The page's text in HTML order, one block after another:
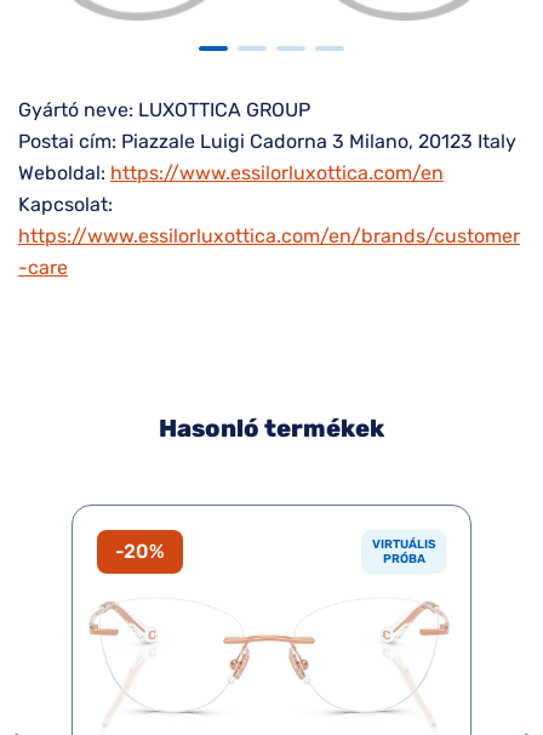
Gyártó neve: LUXOTTICA GROUP
Postai cím: Piazzale Luigi Cadorna 3 Milano, 20123 Italy
Weboldal: https://www.essilorluxottica.com/en
Kapcsolat:
https://www.essilorluxottica.com/en/brands/customer
-care
Hasonló termékek
-20%
VIRTUÁLIS
PRÓBA